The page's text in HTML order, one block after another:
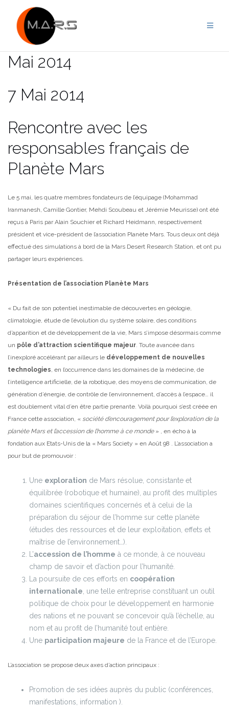
content
Mai 2014
7 Mai 2014
Rencontre avec les
responsables français de
Planète Mars
Le 5 mai, les quatre membres fondateurs de l’équipage (Mohammad
Iranmanesh, Camille Gontier, Mehdi Scoubeau et Jérémie Meurisse) ont été
reçus à Paris par Alain Souchier et Richard Heidmann, respectivement
président et vice-président de l’association Planète Mars. Tous deux ont déjà
effectué des simulations à bord de la Mars Desert Research Station, et ont pu
partager leurs expériences.
Présentation de l’association Planète Mars
« Du fait de son potentiel inestimable de découvertes en géologie,
climatologie, étude de l’évolution du système solaire, des conditions
d’apparition et de développement de la vie, Mars s’impose désormais comme
un pôle d’attraction scientifique majeur. Toute avancée dans
l’inexploré accélérant par ailleurs le développement de nouvelles
technologies, en l’occurrence dans les domaines de la médecine, de
l’intelligence artificielle, de la robotique, des moyens de communication, de
génération d’énergie, de contrôle de l’environnement, d’accès à l’espace… il
est doublement vital d’en être partie prenante. Voilà pourquoi s’est créée en
France cette association, « société d’encouragement pour l’exploration de la
planète Mars et l’accession de l’homme à ce monde» , en écho à la
fondation aux Etats-Unis de la « Mars Society » en Août 98 . L’association a
pour but de promouvoir :
Une exploration de Mars résolue, consistante et
équilibrée (robotique et humaine), au profit des multiples
domaines scientifiques concernés et à celui de la
préparation du séjour de l’homme sur cette planète
(études des ressources et de leur exploitation, effets et
maîtrise de l’environnement…).
L’accession de l’homme à ce monde, à ce nouveau
champ de savoir et d’action pour l’humanité.
La poursuite de ces efforts en coopération
internationale, une telle entreprise constituant un outil
politique de choix pour le développement en harmonie
des nations et ne pouvant se concevoir qu’à l’échelle, au
nom et au profit de l’humanité tout entière.
Une participation majeure de la France et de l’Europe.
L’association se propose deux axes d’action principaux :
Promotion de ses idées auprès du public (conférences,
manifestations, information ).